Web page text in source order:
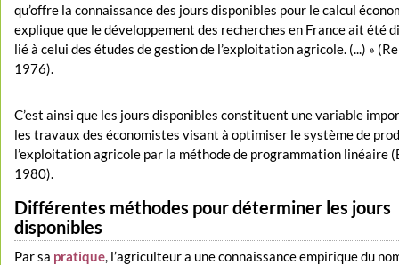
qu’offre la connaissance des jours disponibles pour le calcul
explique que le développement des recherches en France ait été
lié à celui des études de gestion de l’exploitation agricole. (...) »
1976).
C’est ainsi que les jours disponibles constituent une variable
les travaux des économistes visant à optimiser le système de
l’exploitation agricole par la méthode de programmation linéaire
1980).
Différentes méthodes pour déterminer les jours
disponibles
Par sa pratique, l’agriculteur a une connaissance empirique du